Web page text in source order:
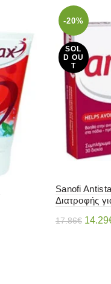
-20%
SOL
D OU
T
Sanofi
Διατροφής
17.86€ 14.29